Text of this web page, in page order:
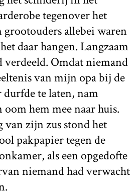
tegenover het
allebei waren
daar hangen. Langzaam
verdeeld. Omdat niemand
van mijn opa bij de
te laten, nam
hem mee naar huis.
van zijn zus stond het
pakpapier tegen de
als een opgedofte
niemand had verwacht